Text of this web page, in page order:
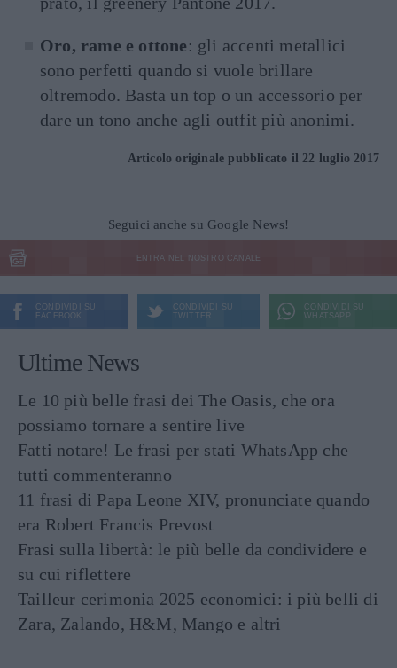
Oro, rame e ottone: gli accenti metallici
sono perfetti quando si vuole brillare
oltremodo. Basta un top o un accessorio per
dare un tono anche agli outfit più anonimi.
Articolo originale pubblicato il 22 luglio 2017
Seguici anche su Google News!
ENTRA NEL NOSTRO CANALE
CONDIVIDI SU
FACEBOOK
CONDIVIDI SU
TWITTER
CONDIVIDI SU
WHATSAPP
Ultime News
Le 10 più belle frasi dei The Oasis, che ora
possiamo tornare a sentire live
Fatti notare! Le frasi per stati WhatsApp che
tutti commenteranno
11 frasi di Papa Leone XIV, pronunciate quando
era Robert Francis Prevost
Frasi sulla libertà: le più belle da condividere e
su cui riflettere
Tailleur cerimonia 2025 economici: i più belli di
Zara, Zalando, H&M, Mango e altri